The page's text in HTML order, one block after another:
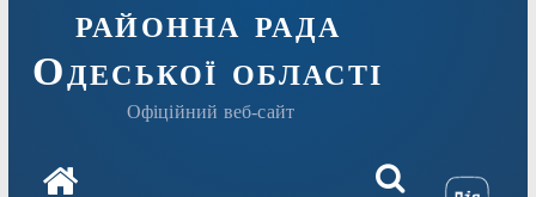
районна рада
Одеської області
Офіційний веб-сайт